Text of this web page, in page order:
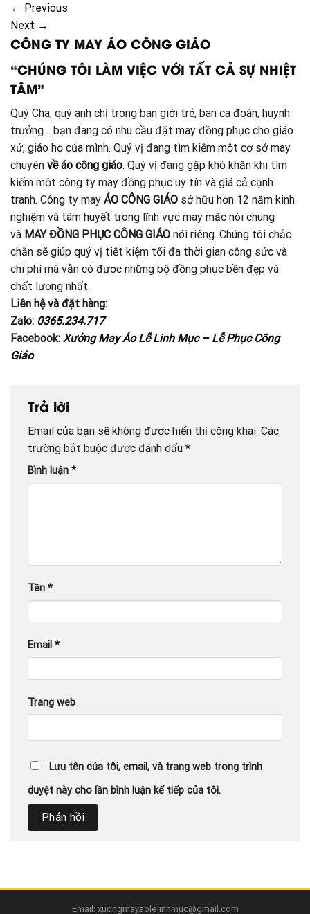
← Previous
Next →
CÔNG TY MAY ÁO CÔNG GIÁO
“CHÚNG TÔI LÀM VIỆC VỚI TẤT CẢ SỰ NHIỆT
TÂM”
Quý Cha, quý anh chị trong ban giới trẻ, ban ca đoàn, huynh
trưởng… bạn đang có nhu cầu đặt may đồng phục cho giáo
xứ, giáo họ của mình. Quý vị đang tìm kiếm một cơ sở may
chuyên về áo công giáo. Quý vị đang gặp khó khăn khi tìm
kiếm một công ty may đồng phục uy tín và giá cả cạnh
tranh. Công ty may ÁO CÔNG GIÁO sở hữu hơn 12 năm kinh
nghiệm và tâm huyết trong lĩnh vực may mặc nói chung
và MAY ĐỒNG PHỤC CÔNG GIÁO nói riêng. Chúng tôi chắc
chắn sẽ giúp quý vị tiết kiệm tối đa thời gian công sức và
chi phí mà vẫn có được những bộ đồng phục bền đẹp và
chất lượng nhất.
Liên hệ và đặt hàng:
Zalo: 0365.234.717
Facebook: Xưởng May Áo Lễ Linh Mục – Lễ Phục Công
Giáo
Trả lời
Email của bạn sẽ không được hiển thị công khai. Các
trường bắt buộc được đánh dấu *
Bình luận *
Tên *
Email *
Trang web
Lưu tên của tôi, email, và trang web trong trình
duyệt này cho lần bình luận kế tiếp của tôi.
Email: xuongmayaolelinhmuc@gmail.com